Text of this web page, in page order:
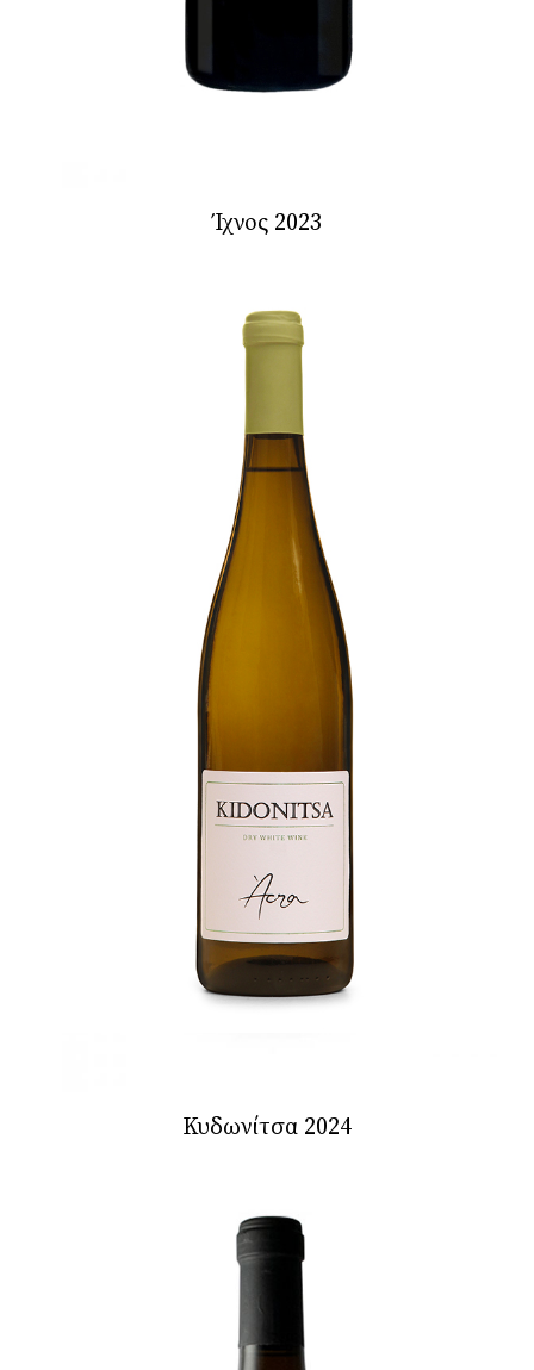
Ίχνος 2023
Κυδωνίτσα 2024